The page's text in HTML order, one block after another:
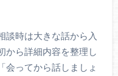
談時は大きな話から入
ら詳細内容を整理し
会ってから話しましょ